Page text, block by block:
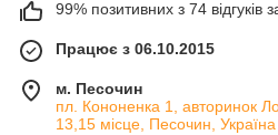
99% позитивних з 74 відгуків
Працює з 06.10.2015
м. Песочин
пл. Кононенка 1, авторинок
13,15 місце, Песочин, Україна